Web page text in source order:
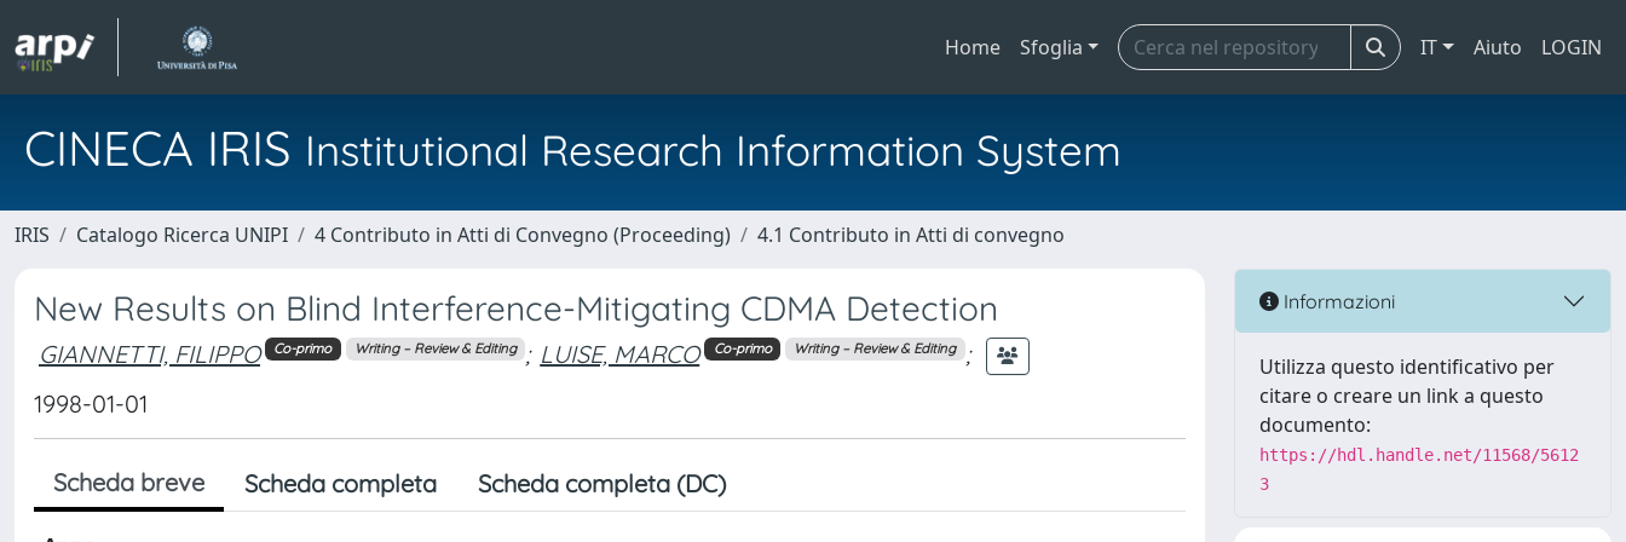
Home Sfoglia IT Aiuto LOGIN
CINECA IRIS Institutional Research Information System
IRIS Catalogo Ricerca UNIPI 4 Contributo in Atti di Convegno (Proceeding) 4.1 Contributo in Atti di convegno
New Results on Blind Interference-Mitigating CDMA Detection
GIANNETTI, FILIPPO Co-primo Writing – Review & Editing ; LUISE, MARCO Co-primo Writing – Review & Editing ;
1998-01-01
Scheda breve Scheda completa Scheda completa (DC)
Informazioni
Utilizza questo identificativo per
citare o creare un link a questo
documento:
https://hdl.handle.net/11568/5612
3